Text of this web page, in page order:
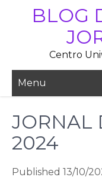
BLOG
Centro
Menu
JORNAL
2024
Published 13/10/